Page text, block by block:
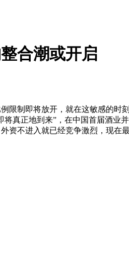
合潮或开启
限制即将放开，就在这敏感的
真正地到来”，在中国首届酒
资不进入就已经竞争激烈，现